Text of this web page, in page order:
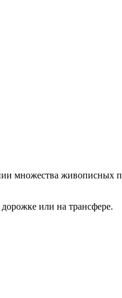
множества живописных
или на трансфере.